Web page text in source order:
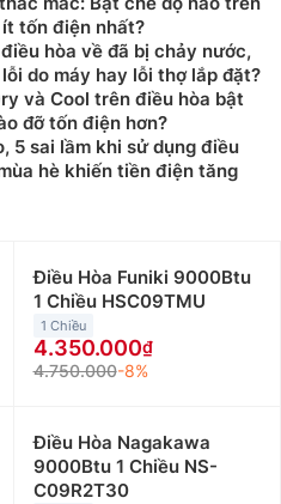
tốn điện nhất?
hòa về đã bị chảy nước,
do máy hay lỗi thợ lắp đặt?
và Cool trên điều hòa bật
đỡ tốn điện hơn?
5 sai lầm khi sử dụng điều
hè khiến tiền điện tăng
Điều Hòa Funiki 9000Btu
1 Chiều HSC09TMU
1 Chiều
4.350.000
4.750.000-8%
Điều Hòa Nagakawa
9000Btu 1 Chiều NS-
C09R2T30